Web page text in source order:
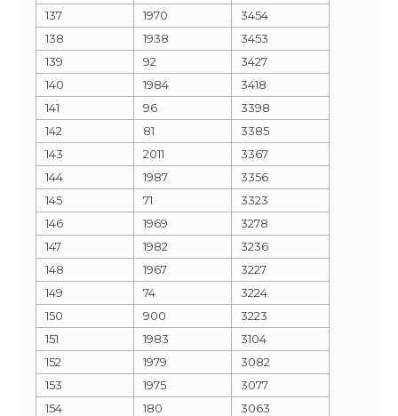
137
1970
3454
138
1938
3453
139
92
3427
140
1984
3418
141
96
3398
142
81
3385
143
2011
3367
144
1987
3356
145
71
3323
146
1969
3278
147
1982
3236
148
1967
3227
149
74
3224
150
900
3223
151
1983
3104
152
1979
3082
153
1975
3077
154
180
3063